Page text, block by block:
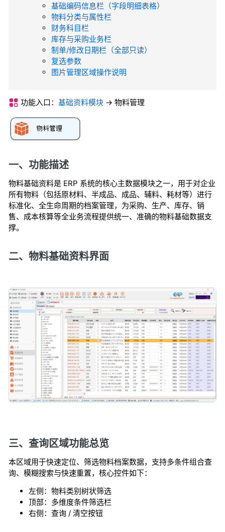
基础编码信息栏（字段明细表格）
物料分类与属性栏
财务科目栏
库存与采购业务栏
制单/修改日期栏（全部只读）
复选参数
图片管理区域操作说明
功能入口： 基础资料模块 -> 物料管理
一、功能描述
物料基础资料是 ERP 系统的核心主数据模块之一，用于对企业
所有物料（包括原材料、半成品、成品、辅料、耗材等）进行
标准化、全生命周期的档案管理，为采购、生产、库存、销
售、成本核算等全业务流程提供统一、准确的物料基础数据支
撑。
二、物料基础资料界面
三、查询区域功能总览
本区域用于快速定位、筛选物料档案数据，支持多条件组合查
询、模糊搜索与快速重置，核心控件如下：
左侧：物料类别树状筛选
顶部：多维度条件筛选栏
右侧：查询 / 清空按钮